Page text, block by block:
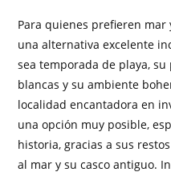
Para quienes prefieren mar
una alternativa excelente
sea temporada de playa,
blancas y su ambiente
localidad encantadora en
una opción muy posible,
historia, gracias a sus
al mar y su casco antiguo.